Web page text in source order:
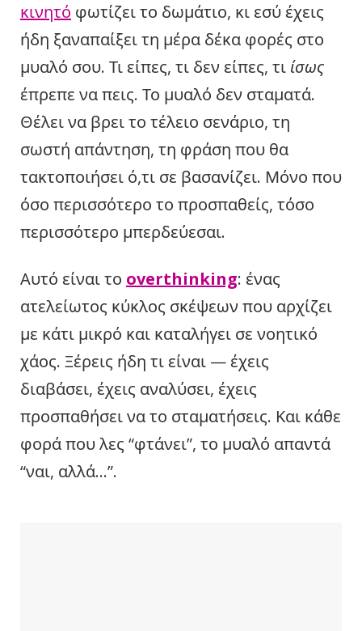
κινητό φωτίζει το δωμάτιο, κι εσύ έχεις
ήδη ξαναπαίξει τη μέρα δέκα φορές στο
μυαλό σου. Τι είπες, τι δεν είπες, τι ίσως
έπρεπε να πεις. Το μυαλό δεν σταματά.
Θέλει να βρει το τέλειο σενάριο, τη
σωστή απάντηση, τη φράση που θα
τακτοποιήσει ό,τι σε βασανίζει. Μόνο που
όσο περισσότερο το προσπαθείς, τόσο
περισσότερο μπερδεύεσαι.
Αυτό είναι το overthinking: ένας
ατελείωτος κύκλος σκέψεων που αρχίζει
με κάτι μικρό και καταλήγει σε νοητικό
χάος. Ξέρεις ήδη τι είναι — έχεις
διαβάσει, έχεις αναλύσει, έχεις
προσπαθήσει να το σταματήσεις. Και κάθε
φορά που λες “φτάνει”, το μυαλό απαντά
“ναι, αλλά…”.